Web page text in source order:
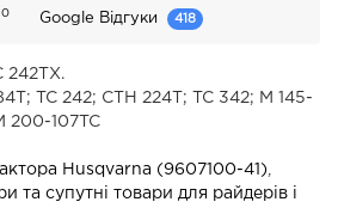
0 Google Відгуки 418
242TX.
TC 242; СТН 224Т; TC 342; M 145-
200-107TC
Husqvarna (9607100-41)
та супутні товари для райдерів і